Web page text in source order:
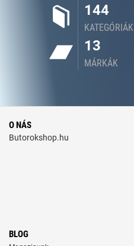
144
KATEGÓRIÁK
13
MÁRKÁK
O NÁS
Butorokshop.hu
BLOG